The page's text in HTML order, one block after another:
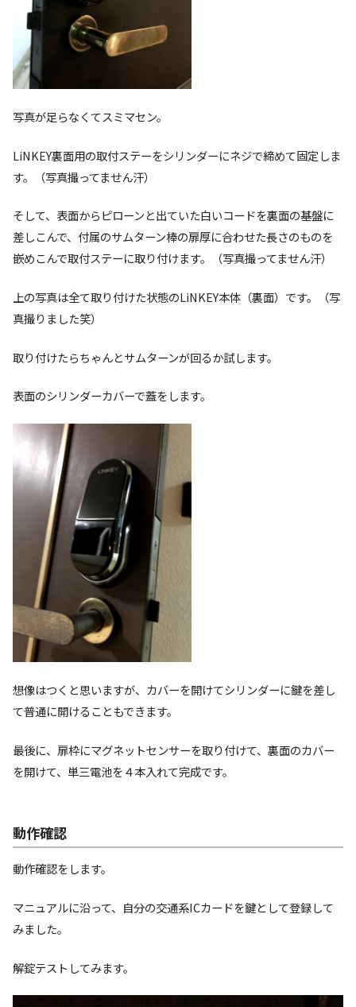
写真が足らなくてスミマセン。
LiNKEY裏面用の取付ステーをシリンダーにネジで締めて固定しま
す。（写真撮ってません汗）
そして、表面からピローンと出ていた白いコードを裏面の基盤に
差しこんで、付属のサムターン棒の扉厚に合わせた長さのものを
嵌めこんで取付ステーに取り付けます。（写真撮ってません汗）
上の写真は全て取り付けた状態のLiNKEY本体（裏面）です。（写
真撮りました笑）
取り付けたらちゃんとサムターンが回るか試します。
表面のシリンダーカバーで蓋をします。
想像はつくと思いますが、カバーを開けてシリンダーに鍵を差し
て普通に開けることもできます。
最後に、扉枠にマグネットセンサーを取り付けて、裏面のカバー
を開けて、単三電池を４本入れて完成です。
動作確認
動作確認をします。
マニュアルに沿って、自分の交通系ICカードを鍵として登録して
みました。
解錠テストしてみます。